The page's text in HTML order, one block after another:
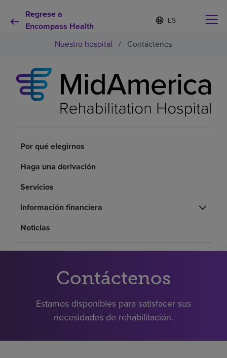
Regrese a
Encompass Health
Lista
de
contraída
d
o
e
l
e
c
Por qué debe elegirnos
Servicios de rehabilitación
Pacientes y cuidadores
Acerca de nosotros
Buscar un centro
Pagar mi factura
Nuestro hospital / Contáctenos
Por qué elegirnos
Haga una derivación
Servicios
Información financiera
Noticias
Contáctenos
Estamos disponibles para satisfacer sus
necesidades de rehabilitación.